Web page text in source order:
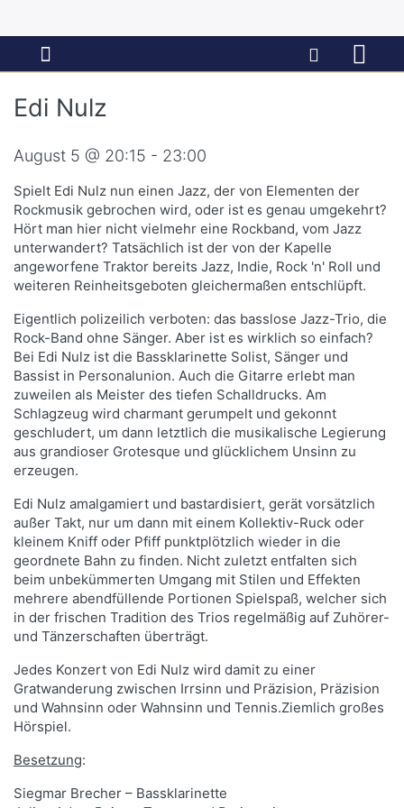
Edi Nulz
August 5 @ 20:15 - 23:00
Spielt Edi Nulz nun einen Jazz, der von Elementen der
Rockmusik gebrochen wird, oder ist es genau umgekehrt?
Hört man hier nicht vielmehr eine Rockband, vom Jazz
unterwandert? Tatsächlich ist der von der Kapelle
angeworfene Traktor bereits Jazz, Indie, Rock 'n' Roll und
weiteren Reinheitsgeboten gleichermaßen entschlüpft.
Eigentlich polizeilich verboten: das basslose Jazz-Trio, die
Rock-Band ohne Sänger. Aber ist es wirklich so einfach?
Bei Edi Nulz ist die Bassklarinette Solist, Sänger und
Bassist in Personalunion. Auch die Gitarre erlebt man
zuweilen als Meister des tiefen Schalldrucks. Am
Schlagzeug wird charmant gerumpelt und gekonnt
geschludert, um dann letztlich die musikalische Legierung
aus grandioser Grotesque und glücklichem Unsinn zu
erzeugen.
Edi Nulz amalgamiert und bastardisiert, gerät vorsätzlich
außer Takt, nur um dann mit einem Kollektiv-Ruck oder
kleinem Kniff oder Pfiff punktplötzlich wieder in die
geordnete Bahn zu finden. Nicht zuletzt entfalten sich
beim unbekümmerten Umgang mit Stilen und Effekten
mehrere abendfüllende Portionen Spielspaß, welcher sich
in der frischen Tradition des Trios regelmäßig auf Zuhörer-
und Tänzerschaften überträgt.
Jedes Konzert von Edi Nulz wird damit zu einer
Gratwanderung zwischen Irrsinn und Präzision, Präzision
und Wahnsinn oder Wahnsinn und Tennis.Ziemlich großes
Hörspiel.
Besetzung:
Siegmar Brecher – Bassklarinette